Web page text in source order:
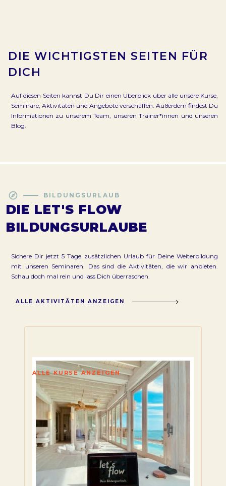
DIE WICHTIGSTEN SEITEN FÜR
DICH
Auf diesen Seiten kannst Du Dir einen Überblick über alle unsere Kurse,
Seminare, Aktivitäten und Angebote verschaffen. Außerdem findest Du
Informationen zu unserem Team, unseren Trainer*innen und unseren
Blog.
explore BILDUNGSURLAUB
DIE LET'S FLOW
BILDUNGSURLAUBE
Sichere Dir jetzt 5 Tage zusätzlichen Urlaub für Deine Weiterbildung
mit unseren Seminaren. Das sind die Aktivitäten, die wir anbieten.
Schau doch mal rein und lass Dich überraschen.
ALLE AKTIVITÄTEN ANZEIGEN
ALLE KURSE ANZEIGEN